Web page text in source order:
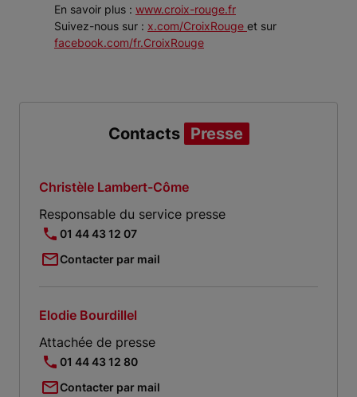
En savoir plus : www.croix-rouge.fr
Suivez-nous sur : x.com/CroixRouge et sur
facebook.com/fr.CroixRouge
Contacts Presse
Christèle Lambert-Côme
Responsable du service presse
01 44 43 12 07
Contacter par mail
Elodie Bourdillel
Attachée de presse
01 44 43 12 80
Contacter par mail